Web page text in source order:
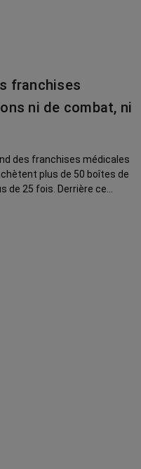
franchises
ni de combat, ni
des franchises médicales
plus de 50 boîtes de
de 25 fois. Derrière ce
touchées par un cancer,